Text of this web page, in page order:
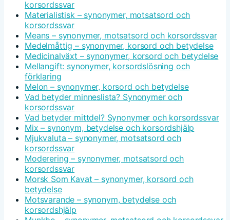
korsordssvar
Materialistisk – synonymer, motsatsord och
korsordssvar
Means – synonymer, motsatsord och korsordssvar
Medelmåttig – synonymer, korsord och betydelse
Medicinalväxt – synonymer, korsord och betydelse
Mellangift: synonymer, korsordslösning och
förklaring
Melon – synonymer, korsord och betydelse
Vad betyder minneslista? Synonymer och
korsordssvar
Vad betyder mittdel? Synonymer och korsordssvar
Mix – synonym, betydelse och korsordshjälp
Mjukvaluta – synonymer, motsatsord och
korsordssvar
Moderering – synonymer, motsatsord och
korsordssvar
Morsk Som Kavat – synonymer, korsord och
betydelse
Motsvarande – synonym, betydelse och
korsordshjälp